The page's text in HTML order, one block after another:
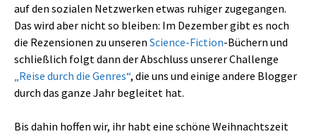
auf den sozialen Netzwerken etwas ruhiger zugegangen.
Das wird aber nicht so bleiben: Im Dezember gibt es noch
die Rezensionen zu unseren Science-Fiction-Büchern und
schließlich folgt dann der Abschluss unserer Challenge
„Reise durch die Genres“, die uns und einige andere Blogger
durch das ganze Jahr begleitet hat.
Bis dahin hoffen wir, ihr habt eine schöne Weihnachtszeit